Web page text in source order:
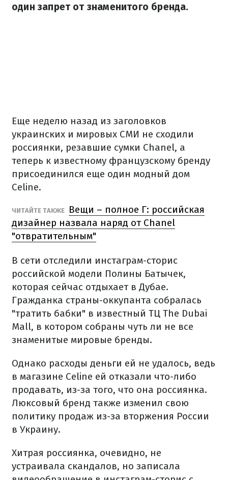
один запрет от знаменитого бренда.
Еще неделю назад из заголовков
украинских и мировых СМИ не сходили
россиянки, резавшие сумки Chanel, а
теперь к известному французскому бренду
присоединился еще один модный дом
Celine.
ЧИТАЙТЕ ТАКЖЕ
Вещи – полное Г: российская
дизайнер назвала наряд от Chanel
"отвратительным"
В сети отследили инстаграм-сторис
российской модели Полины Батычек,
которая сейчас отдыхает в Дубае.
Гражданка страны-оккупанта собралась
"тратить бабки" в известный ТЦ The Dubai
Mall, в котором собраны чуть ли не все
знаменитые мировые бренды.
Однако расходы деньги ей не удалось, ведь
в магазине Celine ей отказали что-либо
продавать, из-за того, что она россиянка.
Люксовый бренд также изменил свою
политику продаж из-за вторжения России
в Украину.
Хитрая россиянка, очевидно, не
устраивала скандалов, но записала